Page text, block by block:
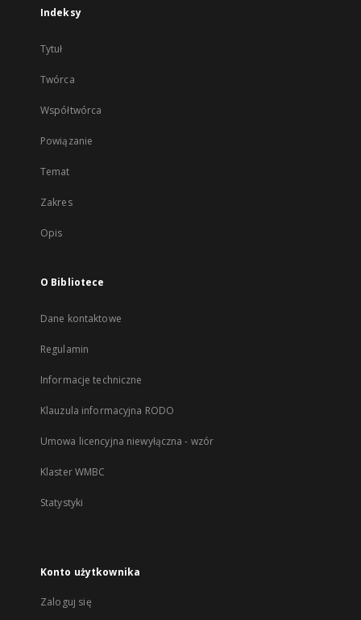
Indeksy
Tytuł
Twórca
Współtwórca
Powiązanie
Temat
Zakres
Opis
O Bibliotece
Dane kontaktowe
Regulamin
Informacje techniczne
Klauzula informacyjna RODO
Umowa licencyjna niewyłączna - wzór
Klaster WMBC
Statystyki
Konto użytkownika
Zaloguj się